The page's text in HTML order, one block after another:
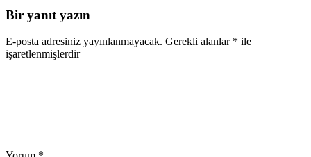
Bir yanıt yazın
E-posta adresiniz yayınlanmayacak. Gerekli alanlar * ile
işaretlenmişlerdir